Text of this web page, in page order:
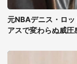
元NBAデニス・ロ
アスで変わらぬ威圧